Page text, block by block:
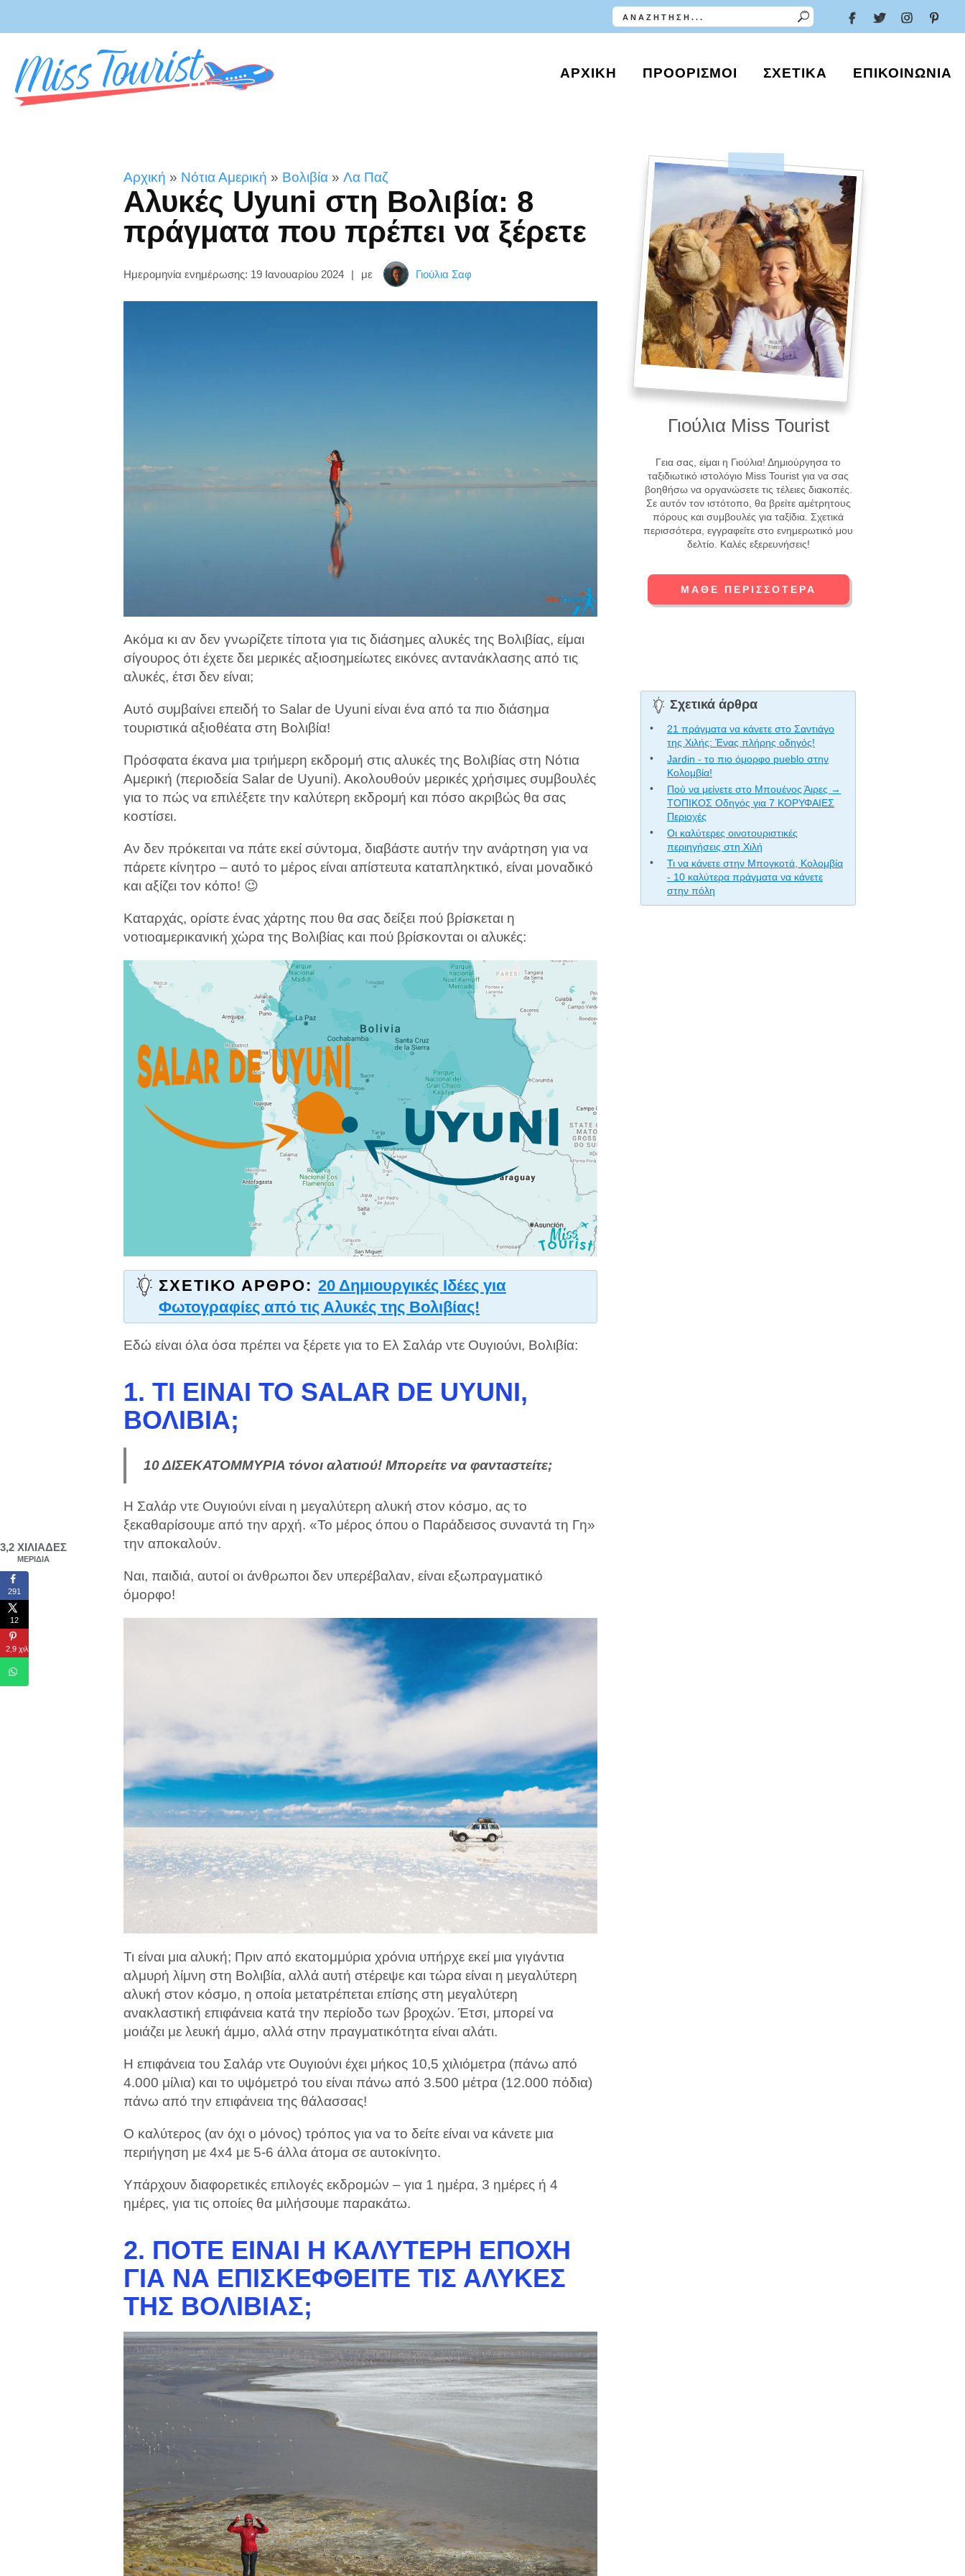
ΑΡΧΙΚΉ ΠΡΟΟΡΙΣΜΟΊ ΣΧΕΤΙΚΆ ΕΠΙΚΟΙΝΩΝΊΑ
Αρχική » Νότια Αμερική » Βολιβία » Λα Παζ
Αλυκές Uyuni στη Βολιβία: 8
πράγματα που πρέπει να ξέρετε
Ημερομηνία ενημέρωσης: 19 Ιανουαρίου 2024 | με Γιούλια Σαφ
Ακόμα κι αν δεν γνωρίζετε τίποτα για τις διάσημες αλυκές της Βολιβίας, είμαι
σίγουρος ότι έχετε δει μερικές αξιοσημείωτες εικόνες αντανάκλασης από τις
αλυκές, έτσι δεν είναι;
Αυτό συμβαίνει επειδή το Salar de Uyuni είναι ένα από τα πιο διάσημα
τουριστικά αξιοθέατα στη Βολιβία!
Πρόσφατα έκανα μια τριήμερη εκδρομή στις αλυκές της Βολιβίας στη Νότια
Αμερική (περιοδεία Salar de Uyuni). Ακολουθούν μερικές χρήσιμες συμβουλές
για το πώς να επιλέξετε την καλύτερη εκδρομή και πόσο ακριβώς θα σας
κοστίσει.
Αν δεν πρόκειται να πάτε εκεί σύντομα, διαβάστε αυτήν την ανάρτηση για να
πάρετε κίνητρο – αυτό το μέρος είναι απίστευτα καταπληκτικό, είναι μοναδικό
και αξίζει τον κόπο! 😉
Καταρχάς, ορίστε ένας χάρτης που θα σας δείξει πού βρίσκεται η
νοτιοαμερικανική χώρα της Βολιβίας και πού βρίσκονται οι αλυκές:
ΣΧΕΤΙΚΌ ΆΡΘΡΟ: 20 Δημιουργικές Ιδέες για
Φωτογραφίες από τις Αλυκές της Βολιβίας!
Εδώ είναι όλα όσα πρέπει να ξέρετε για το Ελ Σαλάρ ντε Ουγιούνι, Βολιβία:
1. ΤΙ ΕΊΝΑΙ ΤΟ SALAR DE UYUNI,
ΒΟΛΙΒΊΑ;
10 ΔΙΣΕΚΑΤΟΜΜΥΡΙΑ τόνοι αλατιού! Μπορείτε να φανταστείτε;
Η Σαλάρ ντε Ουγιούνι είναι η μεγαλύτερη αλυκή στον κόσμο, ας το
ξεκαθαρίσουμε από την αρχή. «Το μέρος όπου ο Παράδεισος συναντά τη Γη»
την αποκαλούν.
Ναι, παιδιά, αυτοί οι άνθρωποι δεν υπερέβαλαν, είναι εξωπραγματικό
όμορφο!
Τι είναι μια αλυκή; Πριν από εκατομμύρια χρόνια υπήρχε εκεί μια γιγάντια
αλμυρή λίμνη στη Βολιβία, αλλά αυτή στέρεψε και τώρα είναι η μεγαλύτερη
αλυκή στον κόσμο, η οποία μετατρέπεται επίσης στη μεγαλύτερη
ανακλαστική επιφάνεια κατά την περίοδο των βροχών. Έτσι, μπορεί να
μοιάζει με λευκή άμμο, αλλά στην πραγματικότητα είναι αλάτι.
Η επιφάνεια του Σαλάρ ντε Ουγιούνι έχει μήκος 10,5 χιλιόμετρα (πάνω από
4.000 μίλια) και το υψόμετρό του είναι πάνω από 3.500 μέτρα (12.000 πόδια)
πάνω από την επιφάνεια της θάλασσας!
Ο καλύτερος (αν όχι ο μόνος) τρόπος για να το δείτε είναι να κάνετε μια
περιήγηση με 4x4 με 5-6 άλλα άτομα σε αυτοκίνητο.
Υπάρχουν διαφορετικές επιλογές εκδρομών – για 1 ημέρα, 3 ημέρες ή 4
ημέρες, για τις οποίες θα μιλήσουμε παρακάτω.
2. ΠΌΤΕ ΕΊΝΑΙ Η ΚΑΛΎΤΕΡΗ ΕΠΟΧΉ
ΓΙΑ ΝΑ ΕΠΙΣΚΕΦΘΕΊΤΕ ΤΙΣ ΑΛΥΚΈΣ
ΤΗΣ ΒΟΛΙΒΊΑΣ;
Γιούλια Miss Tourist
Γεια σας, είμαι η Γιούλια! Δημιούργησα το
ταξιδιωτικό ιστολόγιο Miss Tourist για να σας
βοηθήσω να οργανώσετε τις τέλειες διακοπές.
Σε αυτόν τον ιστότοπο, θα βρείτε αμέτρητους
πόρους και συμβουλές για ταξίδια. Σχετικά
περισσότερα, εγγραφείτε στο ενημερωτικό μου
δελτίο. Καλές εξερευνήσεις!
ΜΆΘΕ ΠΕΡΙΣΣΌΤΕΡΑ
Σχετικά άρθρα
21 πράγματα να κάνετε στο Σαντιάγο
της Χιλής: Ένας πλήρης οδηγός!
Jardin - το πιο όμορφο pueblo στην
Κολομβία!
Πού να μείνετε στο Μπουένος Άιρες →
ΤΟΠΙΚΟΣ Οδηγός για 7 ΚΟΡΥΦΑΙΕΣ
Περιοχές
Οι καλύτερες οινοτουριστικές
περιηγήσεις στη Χιλή
Τι να κάνετε στην Μπογκοτά, Κολομβία
- 10 καλύτερα πράγματα να κάνετε
στην πόλη
3,2 ΧΙΛΙΆΔΕΣ
ΜΕΡΊΔΙΑ
291
12
2,9 χιλιάδες